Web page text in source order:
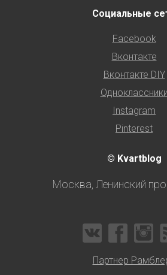
Социальные
Facebook
Вконтакте
Вконтакте DIY
Одноклассники
Instagram
Pinterest
© Kvartblog
Москва, Ленинский
Партнер